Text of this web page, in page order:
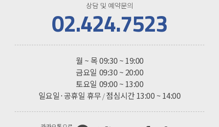
상담 및 예약문의
02.424.7523
진료시간
월 ~ 목09:30 ~ 19:00
금요일 09:30 ~ 20:00
토요일 09:00 ~ 13:00
일요일·공휴일 휴무 /점심시간 13:00 ~ 14:00